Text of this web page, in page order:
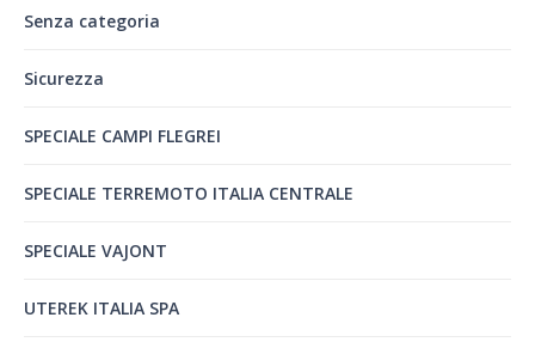
Senza categoria
Sicurezza
SPECIALE CAMPI FLEGREI
SPECIALE TERREMOTO ITALIA CENTRALE
SPECIALE VAJONT
UTEREK ITALIA SPA